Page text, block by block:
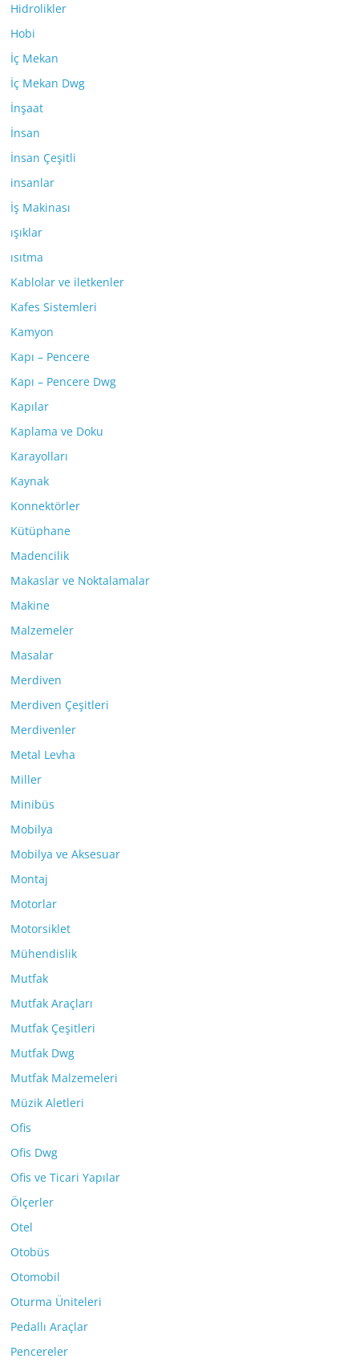
Hidrolikler
Hobi
İç Mekan
İç Mekan Dwg
İnşaat
İnsan
İnsan Çeşitli
insanlar
İş Makinası
ışıklar
ısıtma
Kablolar ve iletkenler
Kafes Sistemleri
Kamyon
Kapı – Pencere
Kapı – Pencere Dwg
Kapılar
Kaplama ve Doku
Karayolları
Kaynak
Konnektörler
Kütüphane
Madencilik
Makaslar ve Noktalamalar
Makine
Malzemeler
Masalar
Merdiven
Merdiven Çeşitleri
Merdivenler
Metal Levha
Miller
Minibüs
Mobilya
Mobilya ve Aksesuar
Montaj
Motorlar
Motorsiklet
Mühendislik
Mutfak
Mutfak Araçları
Mutfak Çeşitleri
Mutfak Dwg
Mutfak Malzemeleri
Müzik Aletleri
Ofis
Ofis Dwg
Ofis ve Ticari Yapılar
Ölçerler
Otel
Otobüs
Otomobil
Oturma Üniteleri
Pedallı Araçlar
Pencereler